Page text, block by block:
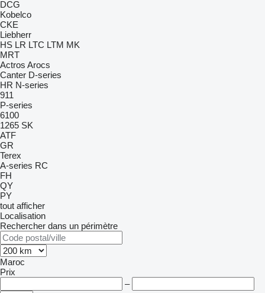
DCG
Kobelco
CKE
Liebherr
HS LR LTC LTM MK
MRT
Actros Arocs
Canter D-series
HR N-series
911
P-series
6100
1265 SK
ATF
GR
Terex
A-series RC
FH
QY
PY
tout afficher
Localisation
Rechercher dans un périmètre
Maroc
Prix
–